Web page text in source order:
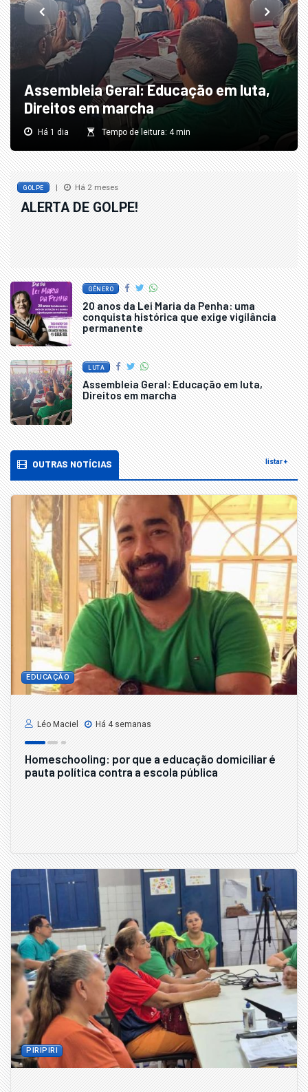
Assembleia Geral: Educação em luta,
Direitos em marcha
Há 1 dia Tempo de leitura: 4 min
GOLPE | Há 2 meses
ALERTA DE GOLPE!
GÊNERO
20 anos da Lei Maria da Penha: uma
conquista histórica que exige vigilância
permanente
LUTA
Assembleia Geral: Educação em luta,
Direitos em marcha
OUTRAS NOTÍCIAS listar +
EDUCAÇÃO
Léo Maciel Há 4 semanas
Homeschooling: por que a educação domiciliar é
pauta política contra a escola pública
PIRIPIRI